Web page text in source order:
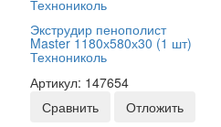
Экструдир пенополист
Master 1180х580х30 (1 шт)
Технониколь
Артикул: 147654
Сравнить
Отложить